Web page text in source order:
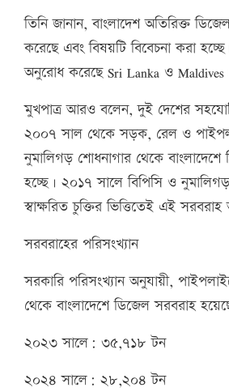
তিনি জানান, বাংলাদেশ অতিরিক্ত
করেছে এবং বিষয়টি বিবেচনা করা
অনুরোধ করেছে Sri Lanka ও
মুখপাত্র আরও বলেন, দুই দেশের
২০০৭ সাল থেকে সড়ক, রেল ও
নুমালিগড় শোধনাগার থেকে
হচ্ছে। ২০১৭ সালে বিপিসি ও নুমালিগড়
স্বাক্ষরিত চুক্তির ভিত্তিতেই এই
সরবরাহের পরিসংখ্যান
সরকারি পরিসংখ্যান অনুযায়ী,
থেকে বাংলাদেশে ডিজেল সরবরাহ
২০২৩ সালে: ৩৫,৭১৮ টন
২০২৪ সালে: ২৮,২০৪ টন